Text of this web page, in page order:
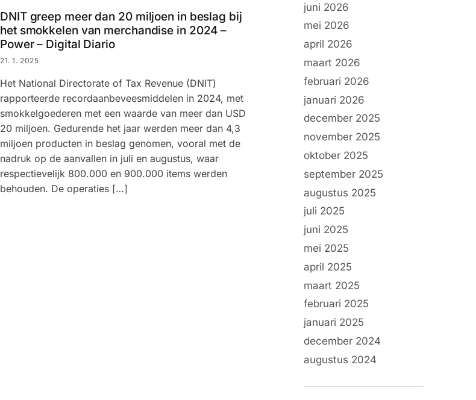
DNIT greep meer dan 20 miljoen in beslag bij
het smokkelen van merchandise in 2024 –
Power – Digital Diario
21. 1. 2025
Het National Directorate of Tax Revenue (DNIT)
rapporteerde recordaanbeveesmiddelen in 2024, met
smokkelgoederen met een waarde van meer dan USD
20 miljoen. Gedurende het jaar werden meer dan 4,3
miljoen producten in beslag genomen, vooral met de
nadruk op de aanvallen in juli en augustus, waar
respectievelijk 800.000 en 900.000 items werden
behouden. De operaties […]
juni 2026
mei 2026
april 2026
maart 2026
februari 2026
januari 2026
december 2025
november 2025
oktober 2025
september 2025
augustus 2025
juli 2025
juni 2025
mei 2025
april 2025
maart 2025
februari 2025
januari 2025
december 2024
augustus 2024